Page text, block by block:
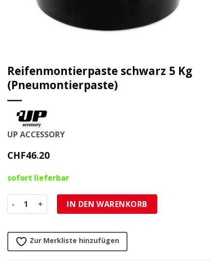
Reifenmontierpaste schwarz 5 Kg
(Pneumontierpaste)
UP ACCESSORY
CHF46.20
sofort lieferbar
Reifenmontierpaste schwarz 5 Kg (Pneumontierpaste)
IN DEN WARENKORB
Zur Merkliste hinzufügen